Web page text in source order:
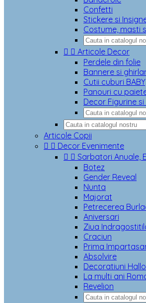
Confetti
Stickere si
Costume, masti
  Articole Decor
Perdele din folie
Bannere si
Cutii cuburi
Panouri cu
Decor Figurine
Articole Copii
  Decor Evenimente
  Sarbatori Anuale,
Botez
Gender Reveal
Nunta
Majorat
Petrecerea
Aniversari
Ziua
Craciun
Prima
Absolvire
Decoratiuni
La multi ani
Revelion